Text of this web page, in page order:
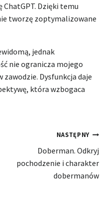
ChatGPT. Dzięki temu
tworzę zoptymalizowane
jednak
nie ogranicza mojego
zawodzie. Dysfunkcja daje
która wzbogaca
NASTĘPNY
Doberman. Odkryj
pochodzenie i charakter
dobermanów